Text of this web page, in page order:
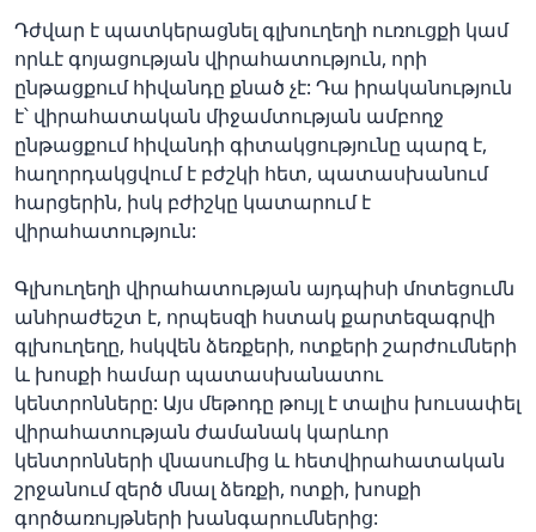
Դժվար է պատկերացնել գլխուղեղի ուռուցքի կամ
որևէ գոյացության վիրահատություն, որի
ընթացքում հիվանդը քնած չէ: Դա իրականություն
է՝ վիրահատական միջամտության ամբողջ
ընթացքում հիվանդի գիտակցությունը պարզ է,
հաղորդակցվում է բժշկի հետ, պատասխանում
հարցերին, իսկ բժիշկը կատարում է
վիրահատություն:
Գլխուղեղի վիրահատության այդպիսի մոտեցումն
անհրաժեշտ է, որպեսզի հստակ քարտեզագրվի
գլխուղեղը, հսկվեն ձեռքերի, ոտքերի շարժումների
և խոսքի համար պատասխանատու
կենտրոնները: Այս մեթոդը թույլ է տալիս խուսափել
վիրահատության ժամանակ կարևոր
կենտրոնների վնասումից և հետվիրահատական
շրջանում զերծ մնալ ձեռքի, ոտքի, խոսքի
գործառույթների խանգարումներից: